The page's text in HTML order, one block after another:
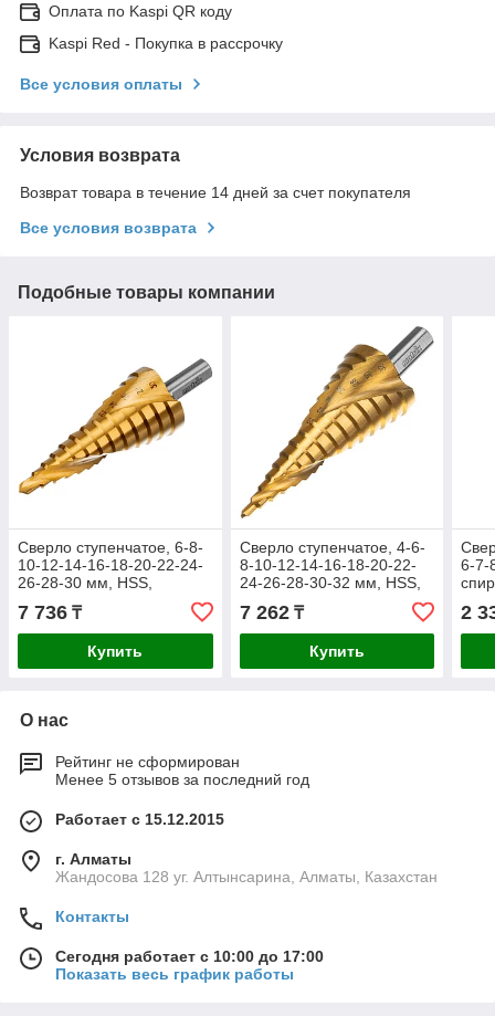
Оплата по Kaspi QR коду
Kaspi Red - Покупка в рассрочку
Все условия оплаты
Условия возврата
Возврат товара в течение 14 дней за счет покупателя
Все условия возврата
Подобные товары компании
Сверло ступенчатое, 6-8-
10-12-14-16-18-20-22-24-
26-28-30 мм, HSS,
спиральный профиль,
7 736 ₸
Купить
Сверло ступенчатое, 4-6-
8-10-12-14-16-18-20-22-
24-26-28-30-32 мм, HSS,
спиральный профиль,
7 262₸
Купить
6-7-
2
О нас
Рейтинг не сформирован
Менее 5 отзывов за последний год
Работает с 15.12.2015
г. Алматы
Жандосова 128 уг. Алтынсарина, Алматы, Казахстан
Контакты
Сегодня работает с 10:00 до 17:00
Показать весь график работы